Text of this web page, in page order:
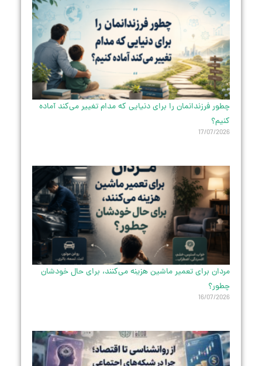
چطور فرزندانمان را برای دنیایی که مدام تغییر می‌کند آماده
کنیم؟
17/07/2026
مردان برای تعمیر ماشین هزینه می‌کنند، برای حال خودشان
چطور؟
16/07/2026